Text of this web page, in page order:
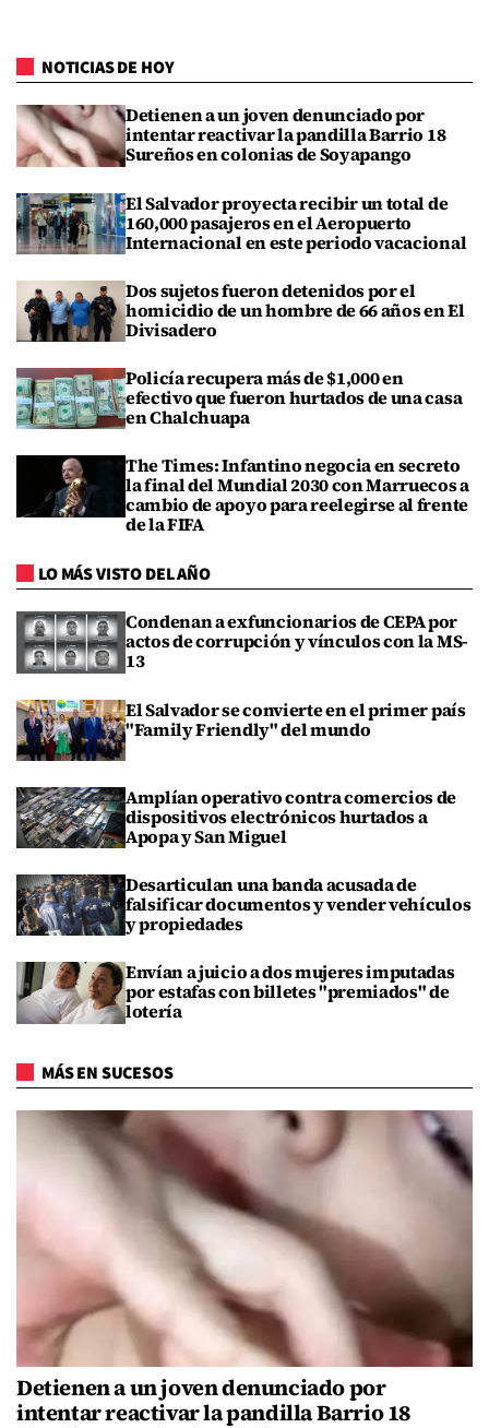
NOTICIAS DE HOY
Detienen a un joven denunciado por
intentar reactivar la pandilla Barrio 18
Sureños en colonias de Soyapango
El Salvador proyecta recibir un total de
160,000 pasajeros en el Aeropuerto
Internacional en este periodo vacacional
Dos sujetos fueron detenidos por el
homicidio de un hombre de 66 años en El
Divisadero
Policía recupera más de $1,000 en
efectivo que fueron hurtados de una casa
en Chalchuapa
The Times: Infantino negocia en secreto
la final del Mundial 2030 con Marruecos a
cambio de apoyo para reelegirse al frente
de la FIFA
LO MÁS VISTO DEL AÑO
Condenan a exfuncionarios de CEPA por
actos de corrupción y vínculos con la MS-
13
El Salvador se convierte en el primer país
"Family Friendly" del mundo
Amplían operativo contra comercios de
dispositivos electrónicos hurtados a
Apopa y San Miguel
Desarticulan una banda acusada de
falsificar documentos y vender vehículos
y propiedades
Envían a juicio a dos mujeres imputadas
por estafas con billetes "premiados" de
lotería
MÁS EN SUCESOS
Detienen a un joven denunciado por
intentar reactivar la pandilla Barrio 18